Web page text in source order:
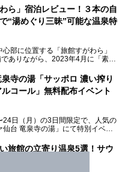
ら」宿泊レビュー！３本の自
“湯めぐり三昧”可能な温泉特
部に位置する「旅館すがわら」
ありながら、2023年4月に「素泊
され、温泉ファン・サウナ―双方に
する圧倒的な「湯めぐり」のバリ
ート”・“東の横綱”と称される鳴子
なる自家源泉を使い分けるその実
泊した筆者が、“温泉”を中心にそ
ます！
寺の湯「サッポロ 濃い搾り
コール」無料配布イベント
日（月）の3日間限定で、人気の
台 竜泉寺の湯」にて特別イベン
ンサワー ノンアルコール」を無料
稿で「サッポロ 濃い搾りグレフ
旅館の立寄り温泉5選！サウ